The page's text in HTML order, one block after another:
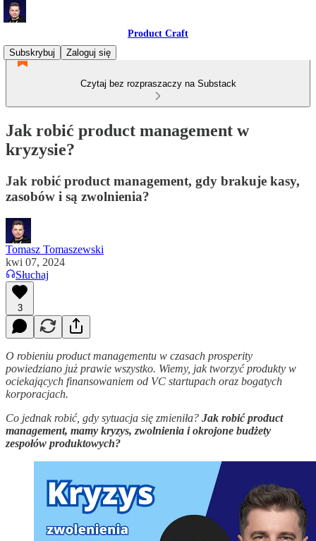
Product Craft
Subskrybuj
Zaloguj się
Czytaj bez rozpraszaczy na Substack
Jak robić product management w
kryzysie?
Jak robić product management, gdy brakuje kasy,
zasobów i są zwolnienia?
Tomasz Tomaszewski
kwi 07, 2024
Słuchaj
3
O robieniu product managementu w czasach prosperity
powiedziano już prawie wszystko. Wiemy, jak tworzyć produkty w
ociekających finansowaniem od VC startupach oraz bogatych
korporacjach.
Co jednak robić, gdy sytuacja się zmieniła? Jak robić product
management, mamy kryzys, zwolnienia i okrojone budżety
zespołów produktowych?